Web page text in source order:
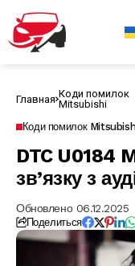
Главная Коди помилок
Mitsubishi
Коди помилок
DTC U0184
зв’язку з
Обновлено 06.12.2025
Поделиться